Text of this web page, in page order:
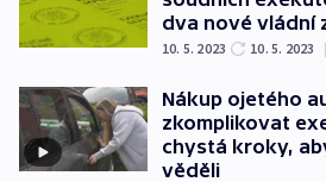
dva nové vládní
10. 5. 2023 10. 5. 2023 |
Nákup ojetého
zkomplikovat
chystá kroky,
věděli